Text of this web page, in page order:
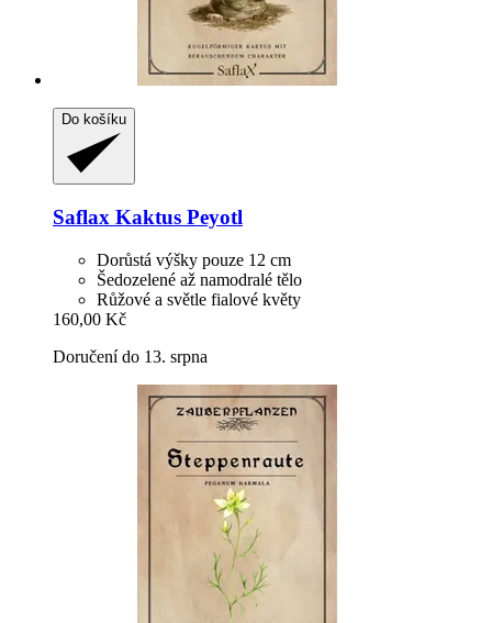
Do košíku
Saflax Kaktus Peyotl
Dorůstá výšky pouze 12 cm
Šedozelené až namodralé tělo
Růžové a světle fialové květy
160,00 Kč
Doručení do 13. srpna